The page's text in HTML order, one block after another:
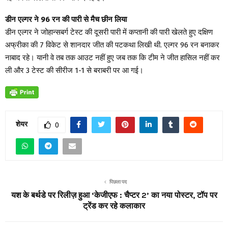
डीन एल्गर ने 96 रन की पारी से मैच छीन लिया
डीन एल्गर ने जोहान्सबर्ग टेस्ट की दूसरी पारी में कप्तानी की पारी खेलते हुए दक्षिण
अफ्रीका की 7 विकेट से शानदार जीत की पटकथा लिखी थी. एल्गर 96 रन बनाकर
नाबाद रहे। यानी वे तब तक आउट नहीं हुए जब तक कि टीम ने जीत हासिल नहीं कर
ली और 3 टेस्ट की सीरीज 1-1 से बराबरी पर आ गई।
शेयर 0
पिछला पद
यश के बर्थडे पर रिलीज़ हुआ ‘केजीएफ : चैप्टर 2’ का नया पोस्टर, टॉप पर
ट्रेंड कर रहे कलाकार